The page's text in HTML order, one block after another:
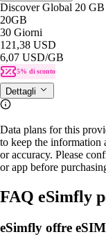
Discover Global 20
20GB
30 Giorni
121,38 USD
6,07 USD/GB
5% di sconto
Dettagli
Data plans for this
to keep the information
or accuracy. Please
or app before
FAQ eSimfly
eSimfly offre